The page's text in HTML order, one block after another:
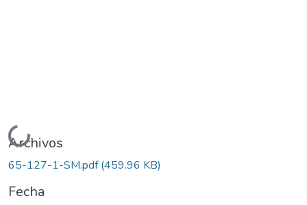
Cargando...
Archivos
65-127-1-SM.pdf(459.96 KB)
Fecha